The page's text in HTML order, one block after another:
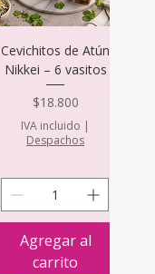
Cevichitos de Atún
Nikkei – 6 vasitos
Precio
$18.800
IVA incluido |
Despachos
Agregar al
carrito